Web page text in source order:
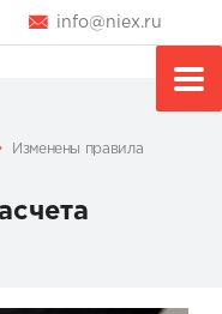
info@niex.ru
Изменены правила